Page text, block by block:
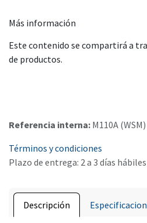
Más información
Este contenido se compartirá a
de productos.
Referencia interna: M110A (WSM)
Términos y condiciones
Plazo de entrega: 2 a 3 días hábiles
Descripción